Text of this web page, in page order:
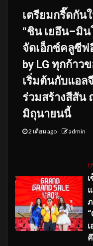
เตรียมกรี๊ดกัน
“ชิน เยอึน–มิน
จัดเอ็กซ์คลูซีฟ
by LG ทุกก้าว
เริ่มต้นกับแอล
ร่วมสร้างสีสัน
มิถุนายนนี้
2 เดือน ago admin